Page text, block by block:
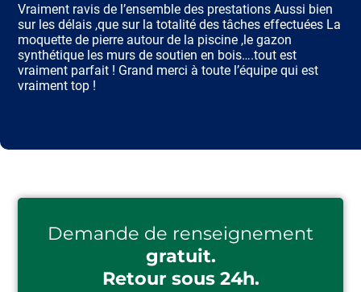
Vraiment ravis de l’ensemble des prestations Aussi bien
sur les délais ,que sur la totalité des tâches effectuées La
moquette de pierre autour de la piscine ,le gazon
synthétique les murs de soutien en bois….tout est
vraiment parfait ! Grand merci à toute l’équipe qui est
vraiment top !
Demande de renseignement
gratuit.
Retour sous 24h.